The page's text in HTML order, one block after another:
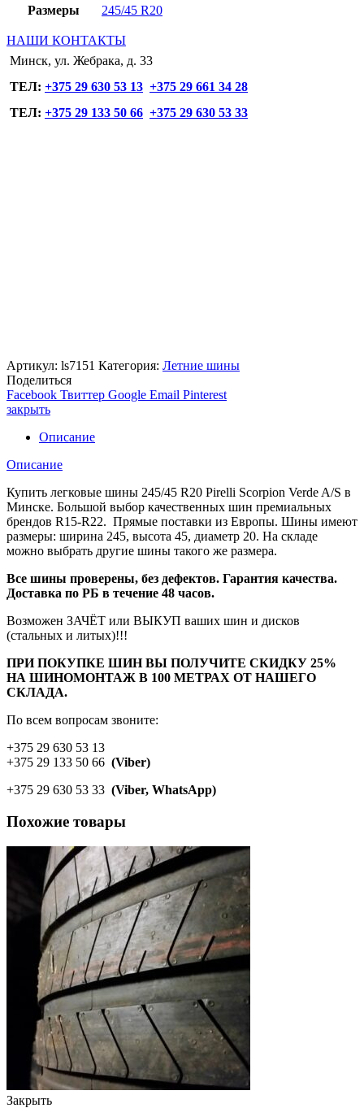
Размеры 245/45 R20
НАШИ КОНТАКТЫ
Минск, ул. Жебрака, д. 33
ТЕЛ: +375 29 630 53 13 +375 29 661 34 28
ТЕЛ: +375 29 133 50 66 +375 29 630 53 33
Артикул: ls7151 Категория: Летние шины
Поделиться
Facebook Твиттер Google Email Pinterest
закрыть
Описание
Описание
Купить легковые шины 245/45 R20 Pirelli Scorpion Verde A/S в
Минске. Большой выбор качественных шин премиальных
брендов R15-R22. Прямые поставки из Европы. Шины имеют
размеры: ширина 245, высота 45, диаметр 20. На складе
можно выбрать другие шины такого же размера.
Все шины проверены, без дефектов. Гарантия качества.
Доставка по РБ в течение 48 часов.
Возможен ЗАЧЁТ или ВЫКУП ваших шин и дисков
(стальных и литых)!!!
ПРИ ПОКУПКЕ ШИН ВЫ ПОЛУЧИТЕ СКИДКУ 25%
НА ШИНОМОНТАЖ В 100 МЕТРАХ ОТ НАШЕГО
СКЛАДА.
По всем вопросам звоните:
+375 29 630 53 13
+375 29 133 50 66 (Viber)
+375 29 630 53 33 (Viber, WhatsApp)
Похожие товары
Закрыть